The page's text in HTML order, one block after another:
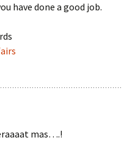
have done a good job.
mas….!